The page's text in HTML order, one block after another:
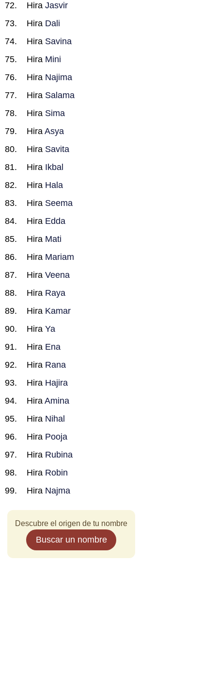
Hira Jasvir
Hira Dali
Hira Savina
Hira Mini
Hira Najima
Hira Salama
Hira Sima
Hira Asya
Hira Savita
Hira Ikbal
Hira Hala
Hira Seema
Hira Edda
Hira Mati
Hira Mariam
Hira Veena
Hira Raya
Hira Kamar
Hira Ya
Hira Ena
Hira Rana
Hira Hajira
Hira Amina
Hira Nihal
Hira Pooja
Hira Rubina
Hira Robin
Hira Najma
Descubre el origen de tu nombre
Buscar un nombre